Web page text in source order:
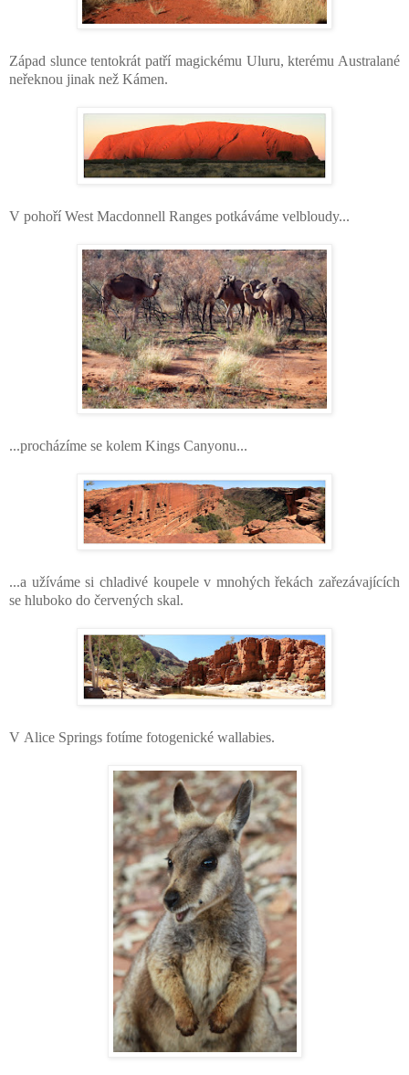
Západ slunce tentokrát patří magickému Uluru, kterému Australané
neřeknou jinak než Kámen.
V pohoří West Macdonnell Ranges potkáváme velbloudy...
...procházíme se kolem Kings Canyonu...
...a užíváme si chladivé koupele v mnohých řekách zařezávajících
se hluboko do červených skal.
V Alice Springs fotíme fotogenické wallabies.